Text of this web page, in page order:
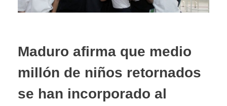
Maduro afirma que medio
millón de niños retornados
se han incorporado al